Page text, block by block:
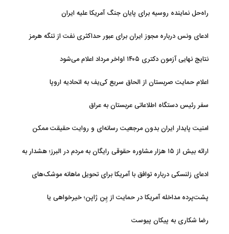
راه‌حل نماینده روسیه برای پایان جنگ آمریکا علیه ایران
ادعای ونس درباره مجوز ایران برای عبور حداکثری نفت از تنگه هرمز
نتایج نهایی آزمون دکتری ۱۴۰۵ اواخر مرداد اعلام می‌شود
اعلام حمایت صربستان از الحاق سریع کی‌یف به اتحادیه اروپا
سفر رئیس دستگاه اطلاعاتی عربستان به عراق
امنیت پایدار ایران بدون مرجعیت رسانه‌ای و روایت حقیقت ممکن
ارائه بیش از ۱۵ هزار مشاوره حقوقی رایگان به مردم در البرز؛ هشدار به
ادعای زلنسکی درباره توافق با آمریکا برای تحویل ماهانه موشک‌های
پشت‌پرده مداخله آمریکا در حمایت از یِن ژاپن؛ خیرخواهی یا
رضا شکاری به پیکان پیوست